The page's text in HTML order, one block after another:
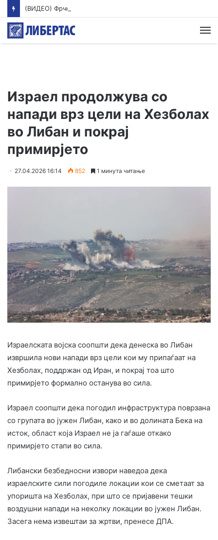
Израел продолжува со
напади врз цели на Хезболах
во Либан и покрај
примирјето
27.04.2026 16:14 852 1 минута читање
Израелската војска соопшти дека денеска во Либан
извршила нови напади врз цели кои му припаѓаат на
Хезболах, поддржан од Иран, и покрај тоа што
примирјето формално останува во сила.
Израел соопшти дека погодил инфраструктура поврзана
со групата во јужен Либан, како и во долината Бека на
исток, област која Израел не ја гаѓаше откако
примирјето стапи во сила.
Либански безбедносни извори наведоа дека
израелските сили погодиле локации кои се сметаат за
упоришта на Хезболах, при што се пријавени тешки
воздушни напади на неколку локации во јужен Либан.
Засега нема извештаи за жртви, пренесе ДПА.